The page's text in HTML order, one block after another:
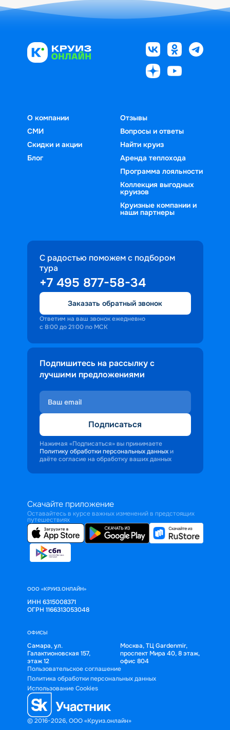
О компании
СМИ
Скидки и акции
Блог
Отзывы
Вопросы и ответы
Найти круиз
Аренда теплохода
Программа лояльности
Коллекция выгодных
круизов
Круизные компании и
наши партнеры
С радостью поможем с подбором
тура
+7 495 877-58-34
Заказать обратный звонок
Ответим на ваш звонок ежедневно
с 8:00 до 21:00 по МСК
Подпишитесь на рассылку с
лучшими предложениями
Подписаться
Нажимая «Подписаться» вы принимаете
Политику обработки персональных данных и
даёте согласие на обработку ваших данных
Скачайте приложение
Оставайтесь в курсе важных изменений в предстоящих
путешествиях
ООО «КРУИЗ.ОНЛАЙН»
ИНН 6315008371
ОГРН 1166313053048
ОФИСЫ
Самара, ул.
Галактионовская 157,
этаж 12
Москва, ТЦ Gardenmir,
проспект Мира 40, 8 этаж,
офис 804
© 2016-2026, ООО «Круиз.онлайн»
Пользовательское соглашение
Политика обработки персональных данных
Использование Cookies